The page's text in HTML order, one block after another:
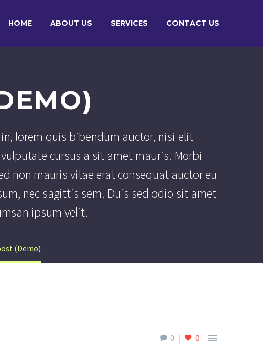
HOME ABOUT US SERVICES CONTACT US
lorem quis bibendum auctor, nisi elit
cursus a sit amet mauris. Morbi
non mauris vitae erat consequat auctor eu
nec sagittis sem. Duis sed odio sit amet
ipsum velit.
(Demo)
0 0 